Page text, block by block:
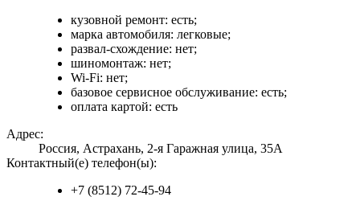
кузовной ремонт: есть;
марка автомобиля: легковые;
развал-схождение: нет;
шиномонтаж: нет;
Wi-Fi: нет;
базовое сервисное обслуживание: есть;
оплата картой: есть
Адрес:
Россия, Астрахань, 2-я Гаражная улица, 35А
Контактный(е) телефон(ы):
+7 (8512) 72-45-94